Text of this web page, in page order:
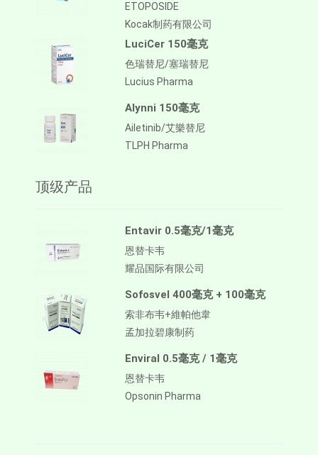
ETOPOSIDE
Kocak制药有限公司
LuciCer 150毫克
色瑞替尼/塞瑞替尼
Lucius Pharma
Alynni 150毫克
Ailetinib/艾樂替尼
TLPH Pharma
顶级产品
Entavir 0.5毫克/1毫克
恩替卡韦
耀品国际有限公司
Sofosvel 400毫克 + 100毫克
索非布韦+維帕他韋
孟加拉碧康制药
Enviral 0.5毫克 / 1毫克
恩替卡韦
Opsonin Pharma